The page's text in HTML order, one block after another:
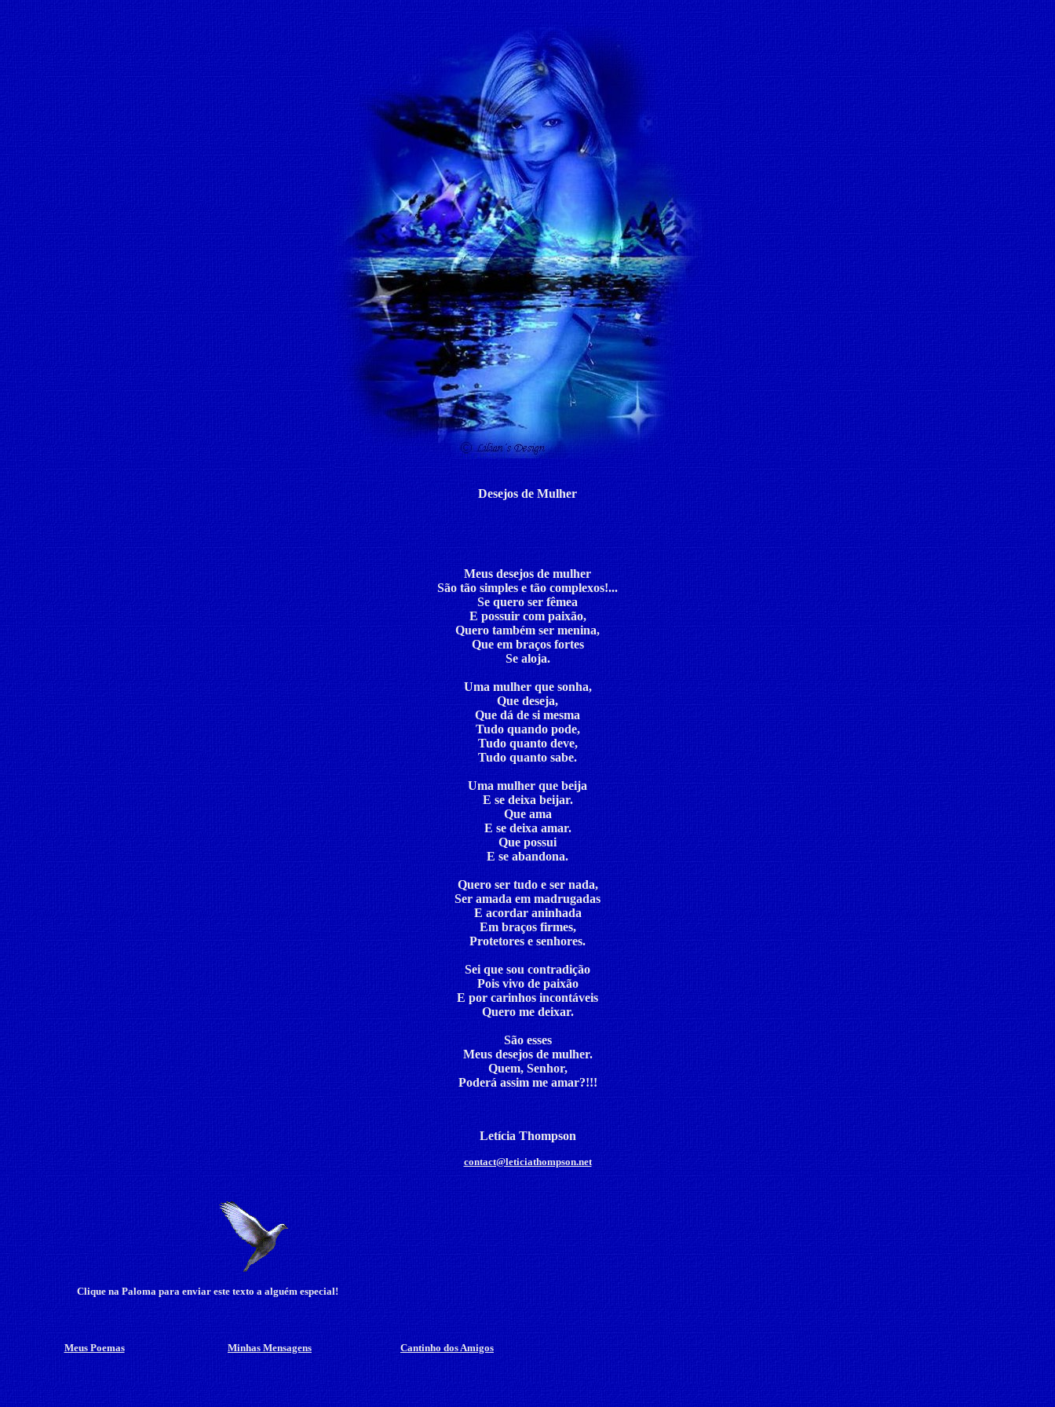
Desejos de Mulher
Meus desejos de mulher
São tão simples e tão complexos!...
Se quero ser fêmea
E possuir com paixão,
Quero também ser menina,
Que em braços fortes
Se aloja.
Uma mulher que sonha,
Que deseja,
Que dá de si mesma
Tudo quando pode,
Tudo quanto deve,
Tudo quanto sabe.
Uma mulher que beija
E se deixa beijar.
Que ama
E se deixa amar.
Que possui
E se abandona.
Quero ser tudo e ser nada,
Ser amada em madrugadas
E acordar aninhada
Em braços firmes,
Protetores e senhores.
Sei que sou contradição
Pois vivo de paixão
E por carinhos incontáveis
Quero me deixar.
São esses
Meus desejos de mulher.
Quem, Senhor,
Poderá assim me amar?!!!
Letícia Thompson
contact@leticiathompson.net
Clique na Paloma para enviar este texto a alguém especial!
Meus Poemas Minhas Mensagens Cantinho dos Amigos